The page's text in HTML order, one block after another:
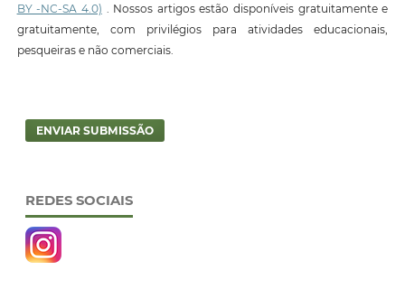
BY -NC-SA 4.0) . Nossos artigos estão disponíveis gratuitamente e
gratuitamente, com privilégios para atividades educacionais,
pesqueiras e não comerciais.
ENVIAR SUBMISSÃO
REDES SOCIAIS